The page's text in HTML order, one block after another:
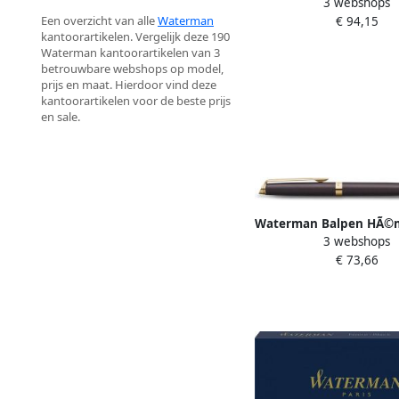
Een overzicht van alleWaterman
kantoorartikelen. Vergelijk deze 190
Waterman kantoorartikelen van 3
betrouwbare webshops op model,
prijs en maat. Hierdoor vind deze
kantoorartikelen voor de beste prijs
en sale.
HÃ©misphÃ¨re
metallic grey GT
€ 94,15
Waterman Balpen
Fashion Colors metallic
medium
3 webshops
€ 73,66